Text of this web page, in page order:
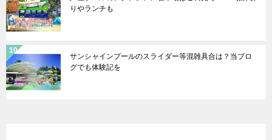
りやランチも
サンシャインプールのスライダー等混雑具合は？当ブロ
グでも体験記を